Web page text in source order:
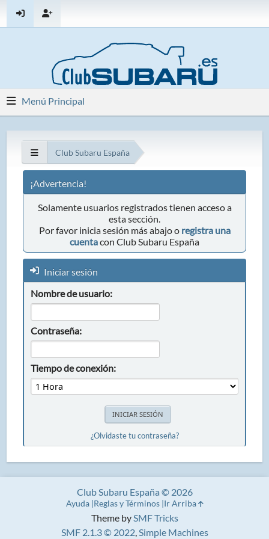
Menú Principal
Club Subaru España
¡Advertencia!
Solamente usuarios registrados tienen acceso a
esta sección.
Por favor inicia sesión más abajo o registra una
cuentacon Club Subaru España
Iniciar sesión
Nombre de usuario:
Contraseña:
Tiempo de conexión:
¿Olvidaste tu contraseña?
Theme bySMF Tricks
SMF 2.1.3 © 2022,Simple Machines
Club Subaru España © 2026
Ayuda Reglas y Términos Ir Arriba